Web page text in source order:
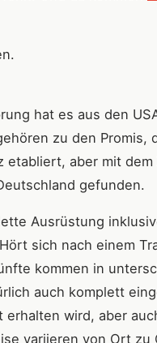
hat es aus den
zu den Promis,
aber mit dem
gefunden.
Ausrüstung
sich nach einem
kommen in
auch komplett
erhalten wird, aber
variieren von Ort zu